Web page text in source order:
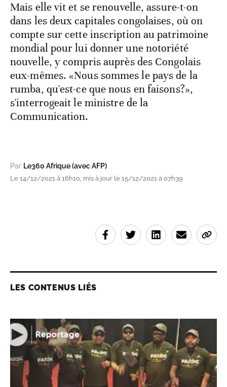
Mais elle vit et se renouvelle, assure-t-on
dans les deux capitales congolaises, où on
compte sur cette inscription au patrimoine
mondial pour lui donner une notoriété
nouvelle, y compris auprès des Congolais
eux-mêmes. «Nous sommes le pays de la
rumba, qu'est-ce que nous en faisons?»,
s'interrogeait le ministre de la
Communication.
Par Le360 Afrique (avec AFP)
Le 14/12/2021 à 16h10, mis à jour le 15/12/2021 à 07h39
LES CONTENUS LIÉS